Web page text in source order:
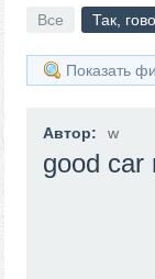
Все Так,
Показать
Автор: w
good car